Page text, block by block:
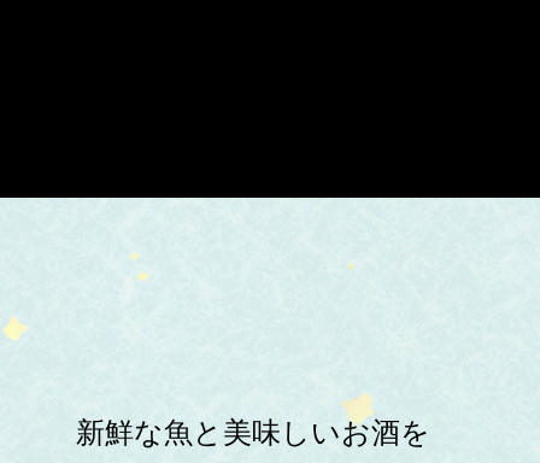
新鮮な魚と美味しいお酒を